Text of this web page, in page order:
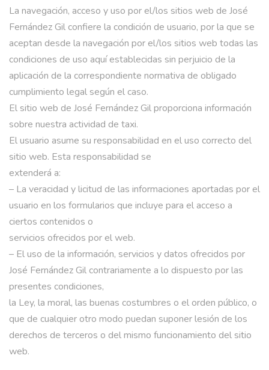
La navegación, acceso y uso por el/los sitios web de José
Fernández Gil confiere la condición de usuario, por la que se
aceptan desde la navegación por el/los sitios web todas las
condiciones de uso aquí establecidas sin perjuicio de la
aplicación de la correspondiente normativa de obligado
cumplimiento legal según el caso.
El sitio web de José Fernández Gil proporciona información
sobre nuestra actividad de taxi.
El usuario asume su responsabilidad en el uso correcto del
sitio web. Esta responsabilidad se
extenderá a:
– La veracidad y licitud de las informaciones aportadas por el
usuario en los formularios que incluye para el acceso a
ciertos contenidos o
servicios ofrecidos por el web.
– El uso de la información, servicios y datos ofrecidos por
José Fernández Gil contrariamente a lo dispuesto por las
presentes condiciones,
la Ley, la moral, las buenas costumbres o el orden público, o
que de cualquier otro modo puedan suponer lesión de los
derechos de terceros o del mismo funcionamiento del sitio
web.